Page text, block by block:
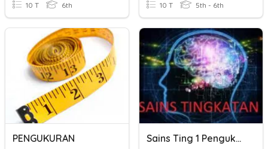
10 T 6th 10 T 5th - 6th
PENGUKURAN Sains Ting 1 Pengukuran